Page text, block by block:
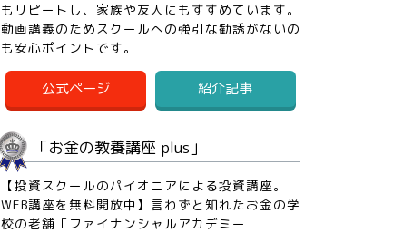
もリピートし、家族や友人にもすすめています。
動画講義のためスクールへの強引な勧誘がないの
も安心ポイントです。
公式ページ 紹介記事
「お金の教養講座 plus」
【投資スクールのパイオニアによる投資講座。
WEB講座を無料開放中】言わずと知れたお金の学
校の老舗「ファイナンシャルアカデミー